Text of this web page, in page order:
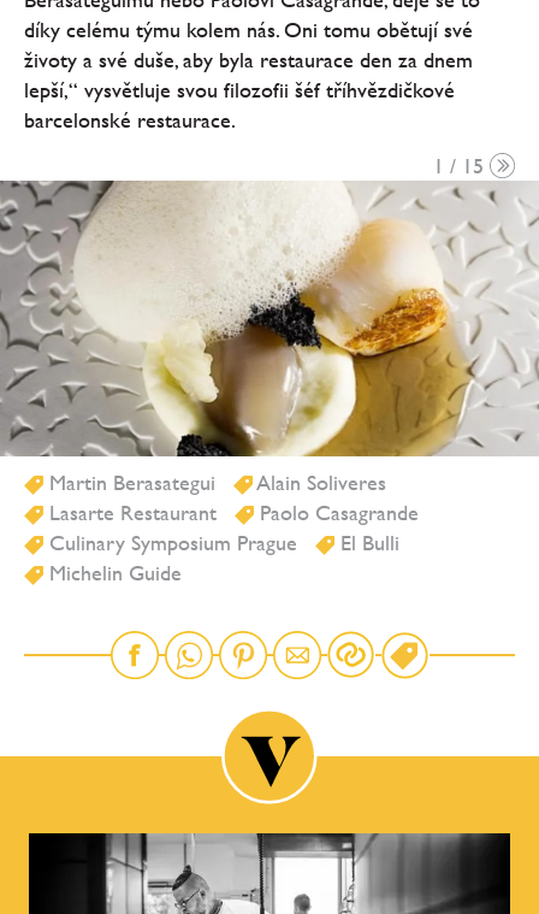
díky celému týmu kolem nás. Oni tomu obětují své
životy a své duše, aby byla restaurace den za dnem
lepší,“ vysvětluje svou filozofii šéf tříhvězdičkové
barcelonské restaurace.
1 / 15
Martin Berasategui
Alain Soliveres
Lasarte Restaurant
Paolo Casagrande
Culinary Symposium Prague
El Bulli
Michelin Guide